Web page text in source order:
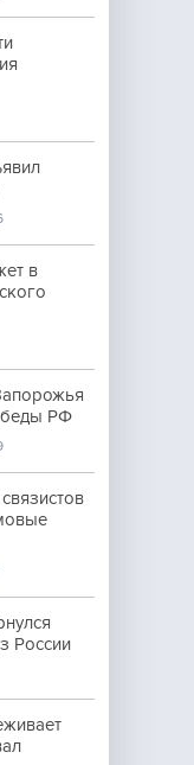
в
РФ
России